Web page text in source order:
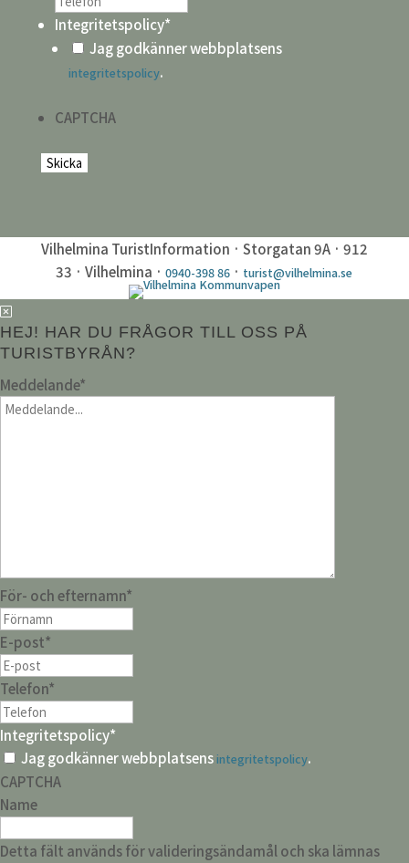
Integritetspolicy*
Jag godkänner webbplatsens
integritetspolicy.
CAPTCHA
Vilhelmina TuristInformation · Storgatan 9A · 912
33 · Vilhelmina ·0940-398 86 · turist@vilhelmina.se
HEJ! HAR DU FRÅGOR TILL OSS PÅ
TURISTBYRÅN?
Meddelande*
För- och efternamn*
E-post*
Telefon*
Integritetspolicy*
Jag godkänner webbplatsensintegritetspolicy.
CAPTCHA
Name
Detta fält används för valideringsändamål och ska lämnas